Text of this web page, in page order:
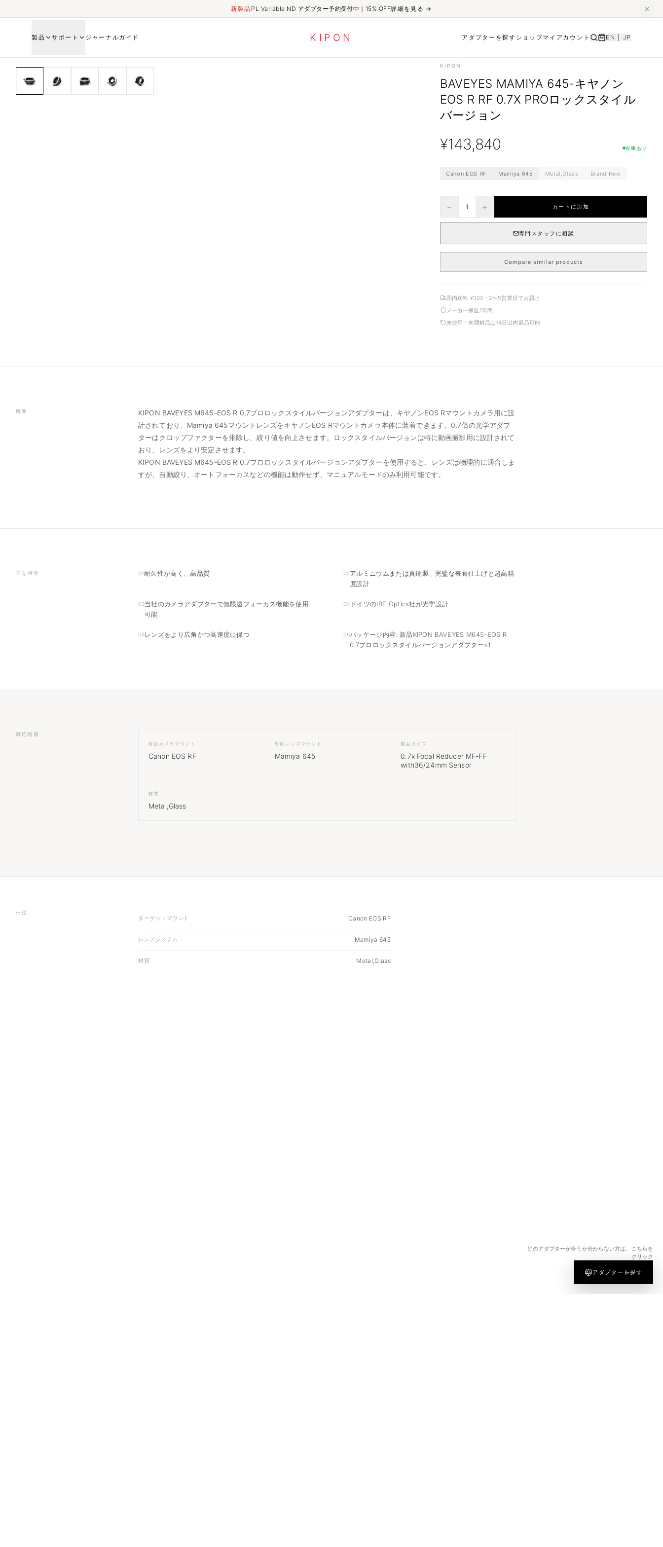
新製品PL Variable ND アダプター予約受付中｜15% OFF詳細を見る →
製品 サポート ジャーナルガイド K I P O N アダプターを探す ショップマイアカウント EN JP
HOME SHOP 0.7X FOCAL REDUCER MF-FF WITH36/24MM SENSOR BAVEYES Mamiya 645-キヤノンEOS R RF 0.7x Proロックスタイルバージョン
KIPON
BAVEYES MAMIYA 645-キヤノン
EOS R RF 0.7X PROロックスタイル
バージョン
¥143,840 在庫あり
Canon EOS RF Mamiya 645 Metal,Glass Brand New
− 1 + カートに追加
専門スタッフに相談
Compare similar products
国内送料 ¥300・2〜5営業日でお届け
メーカー保証1年間
未使用・未開封品は14日以内返品可能
概要
KIPON BAVEYES M645-EOS R 0.7プロロックスタイルバージョンアダプターは、キヤノンEOS Rマウントカメラ用に設
計されており、Mamiya 645マウントレンズをキヤノンEOS Rマウントカメラ本体に装着できます。0.7倍の光学アダプ
ターはクロップファクターを排除し、絞り値を向上させます。ロックスタイルバージョンは特に動画撮影用に設計されて
おり、レンズをより安定させます。
KIPON BAVEYES M645-EOS R 0.7プロロックスタイルバージョンアダプターを使用すると、レンズは物理的に適合しま
すが、自動絞り、オートフォーカスなどの機能は動作せず、マニュアルモードのみ利用可能です。
主な特長 01耐久性が高く、高品質 02アルミニウムまたは真鍮製、完璧な表面仕上げと超高精
度設計
03当社のカメラアダプターで無限遠フォーカス機能を使用
可能
04 ドイツのIBE Optics社が光学設計
05レンズをより広角かつ高速度に保つ 06パッケージ内容: 新品KIPON BAVEYES M645-EOS R
0.7プロロックスタイルバージョンアダプター×1
対応情報
対応カメラマウント
Canon EOS RF
対応レンズマウント
Mamiya 645
製品タイプ
0.7x Focal Reducer MF-FF
with36/24mm Sensor
材質
Metal,Glass
仕様
ターゲットマウント Canon EOS RF
レンズシステム Mamiya 645
材質 Metal,Glass
どのアダプターが合うか分からない方は、こちらを
クリック
アダプターを探す